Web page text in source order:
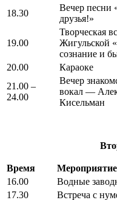
18.30
Вечер песни
друзья!»
19.00
Творческая
Жигульской
сознание и
20.00 Караоке
21.00 –
24.00
Вечер
вокал —
Кисельман
Время Мероприятие
16.00
Водные
17.30
Встреча с